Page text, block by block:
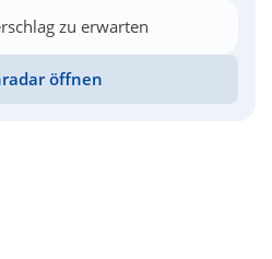
zu erwarten
öffnen